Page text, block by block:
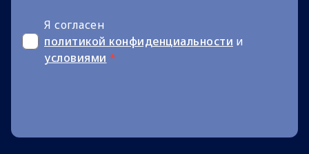
Я согласен
политикой конфиденциальности и
условиями *